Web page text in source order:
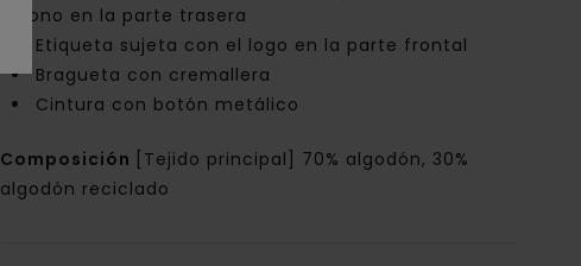
icono en la parte trasera
Etiqueta sujeta con el logo en la parte frontal
Bragueta con cremallera
Cintura con botón metálico
Composición
[Tejido principal] 70% algodón, 30%
algodón reciclado